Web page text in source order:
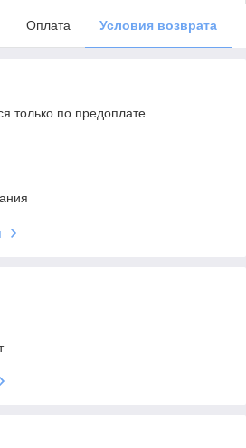
Оплата Условия возврата
только по предоплате.